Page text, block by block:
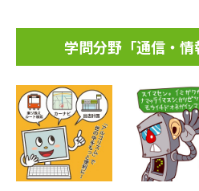
学問分野「通信・